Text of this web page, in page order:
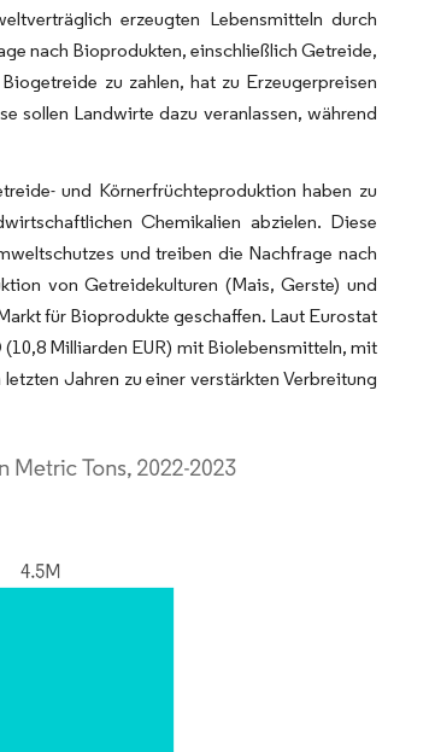
erzeugten Lebensmitteln durch
nach Bioprodukten, einschließlich Getreide,
zu zahlen, hat zu Erzeugerpreisen
sollen Landwirte dazu veranlassen, während
und Körnerfrüchteproduktion haben zu
Chemikalien abzielen. Diese
und treiben die Nachfrage nach
von Getreidekulturen (Mais, Gerste) und
für Bioprodukte geschaffen. Laut Eurostat
Milliarden EUR) mit Biolebensmitteln, mit
Jahren zu einer verstärkten Verbreitung